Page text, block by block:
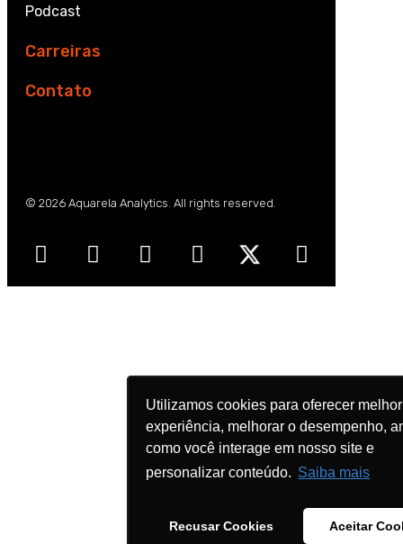
Utilizamos cookies para oferecer melhor
experiência, melhorar o desempenho,
como você interage em nosso site e
personalizar conteúdo. Saiba mais
Recusar Cookies Aceitar
Utilizamos cookies para oferecer melhor
experiência, melhorar o desempenho,
como você interage em nosso site e
personalizar conteúdo. Saiba mais
Recusar Cookies Aceitar
Podcast
Carreiras
Contato
© 2026 Aquarela Analytics. All rights reserved.